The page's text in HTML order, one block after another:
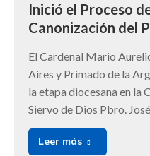
Inició el Proceso
Canonización del
El Cardenal Mario
Aires y Primado de la
la etapa diocesana en la
Siervo de Dios Pbro.
Leer más